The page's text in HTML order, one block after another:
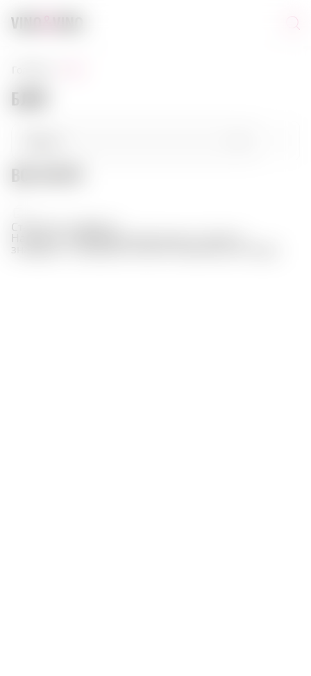
БЛОГ
ВСІ СТАТТІ
Статей не знайдено
На жаль, за обраними фільтрами статей не
знайдено. Спробуйте змінити параметри пошуку.